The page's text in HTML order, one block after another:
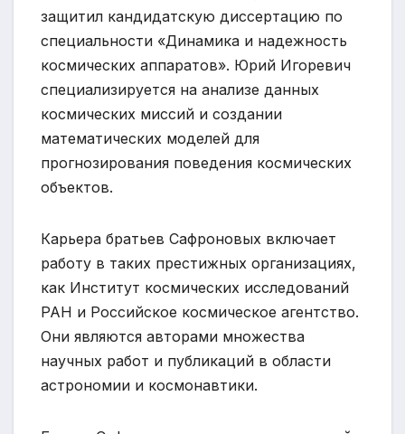
защитил кандидатскую диссертацию по
специальности «Динамика и надежность
космических аппаратов». Юрий Игоревич
специализируется на анализе данных
космических миссий и создании
математических моделей для
прогнозирования поведения космических
объектов.
Карьера братьев Сафроновых включает
работу в таких престижных организациях,
как Институт космических исследований
РАН и Российское космическое агентство.
Они являются авторами множества
научных работ и публикаций в области
астрономии и космонавтики.